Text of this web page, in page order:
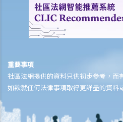
2. 由授權人和受權人簽立
a. 由授權人簽立
1. 我年紀已老，想讓我的女兒在我變
政事務。我知道有一種叫持久授權書
假若我患上癡呆（失智）症，受權人
意聽起來不錯。那我可以只寫幾句話
重要事項
社區法網提供的資料只供初步參考，而
如欲就任何法律事項取得更詳盡的資料